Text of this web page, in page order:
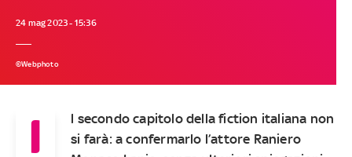
24 mag 2023 - 15:36
©Webphoto
I
l secondo capitolo della fiction italiana non
si farà: a confermarlo l’attore Raniero